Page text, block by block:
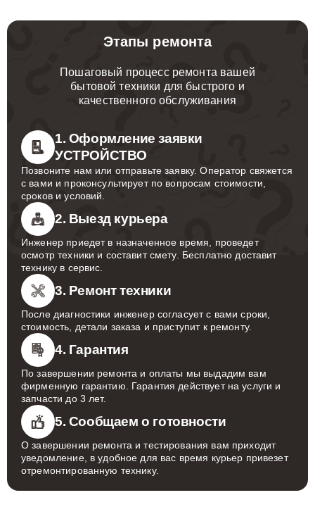
Этапы ремонта
Пошаговый процесс ремонта вашей
бытовой техники для быстрого и
качественного обслуживания
1. Оформление заявки
УСТРОЙСТВО
Позвоните нам или отправьте заявку. Оператор свяжется
с вами и проконсультирует по вопросам стоимости,
сроков и условий.
2. Выезд курьера
Инженер приедет в назначенное время, проведет
осмотр техники и составит смету. Бесплатно доставит
технику в сервис.
3. Ремонт техники
После диагностики инженер согласует с вами сроки,
стоимость, детали заказа и приступит к ремонту.
4. Гарантия
По завершении ремонта и оплаты мы выдадим вам
фирменную гарантию. Гарантия действует на услуги и
запчасти до 3 лет.
5. Сообщаем о готовности
О завершении ремонта и тестирования вам приходит
уведомление, в удобное для вас время курьер привезет
отремонтированную технику.